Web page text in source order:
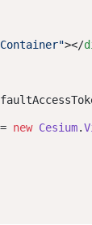
></
new Cesium.